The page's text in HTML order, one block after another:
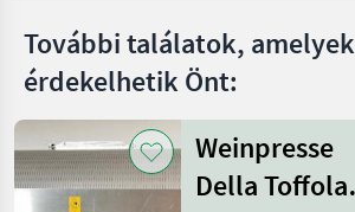
További találatok, amelyek
érdekelhetik Önt:
Weinpresse
Della Toffola